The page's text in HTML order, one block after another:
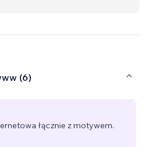
(6)
łącznie z motywem.